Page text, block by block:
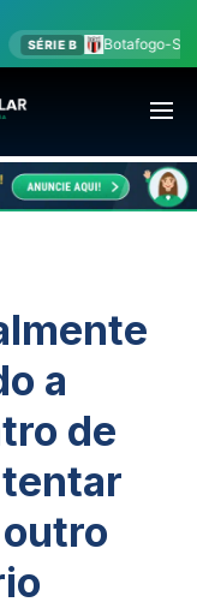
xAmérica-MG 08/08
a
de